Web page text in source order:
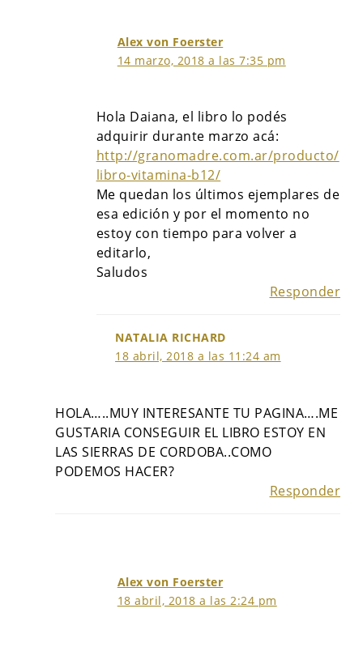
Alex von Foerster
14 marzo, 2018 a las 7:35 pm
Hola Daiana, el libro lo podés
adquirir durante marzo acá:
http://granomadre.com.ar/producto/
libro-vitamina-b12/
Me quedan los últimos ejemplares de
esa edición y por el momento no
estoy con tiempo para volver a
editarlo,
Saludos
Responder
NATALIA RICHARD
18 abril, 2018 a las 11:24 am
HOLA…..MUY INTERESANTE TU PAGINA….ME
GUSTARIA CONSEGUIR EL LIBRO ESTOY EN
LAS SIERRAS DE CORDOBA..COMO
PODEMOS HACER?
Responder
Alex von Foerster
18 abril, 2018 a las 2:24 pm